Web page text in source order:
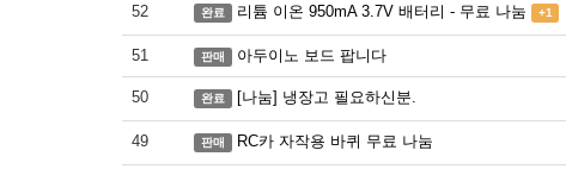
52 완료 리튬 이온 950mA 3.7V 배터리 - 무료 나눔 +1
51 판매 아두이노 보드 팝니다
50 완료 [나눔] 냉장고 필요하신분.
49 판매 RC카 자작용 바퀴 무료 나눔